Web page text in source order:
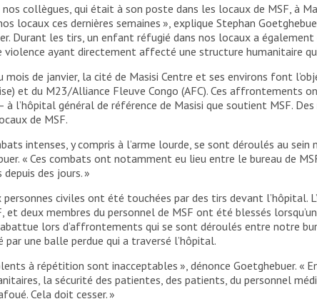
nos collègues, qui était à son poste dans les locaux de MSF, à
locaux ces dernières semaines », explique Stephan
Durant les tirs, un enfant réfugié dans nos locaux a
violence ayant directement affecté une structure humanitaire
mois de janvier, la cité de Masisi Centre et ses environs font
et du M23/Alliance Fleuve Congo (AFC). Ces affrontements
à l’hôpital général de référence de Masisi que soutient MSF.
de MSF.
intenses, y compris à l’arme lourde, se sont déroulés au
« Ces combats ont notamment eu lieu entre le bureau de
des jours. »
personnes civiles ont été touchées par des tirs devant l’hôpital.
et deux membres du personnel de MSF ont été blessés
lors d’affrontements qui se sont déroulés entre notre
par une balle perdue qui a traversé l’hôpital.
à répétition sont inacceptables », dénonce Goetghebuer.
la sécurité des patientes, des patients, du personnel
Cela doit cesser. »